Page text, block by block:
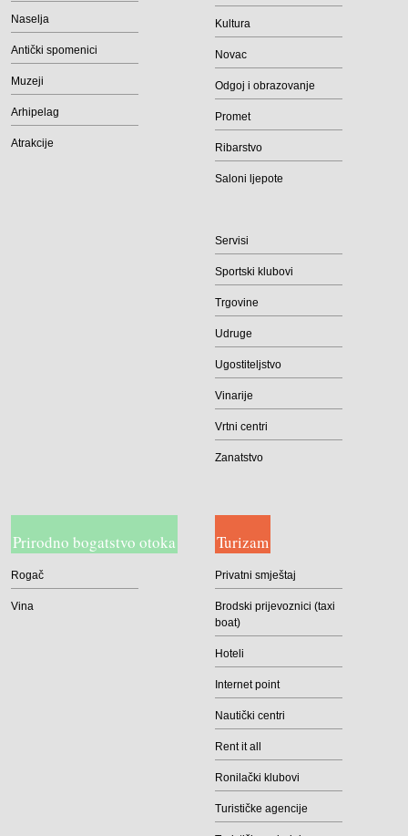
Naselja
Antički spomenici
Muzeji
Arhipelag
Atrakcije
Kultura
Novac
Odgoj i obrazovanje
Promet
Ribarstvo
Saloni ljepote
Servisi
Sportski klubovi
Trgovine
Udruge
Ugostiteljstvo
Vinarije
Vrtni centri
Zanatstvo
Prirodno bogatstvo otoka
Rogač
Vina
Turizam
Privatni smještaj
Brodski prijevoznici (taxi
boat)
Hoteli
Internet point
Nautički centri
Rent it all
Ronilački klubovi
Turističke agencije